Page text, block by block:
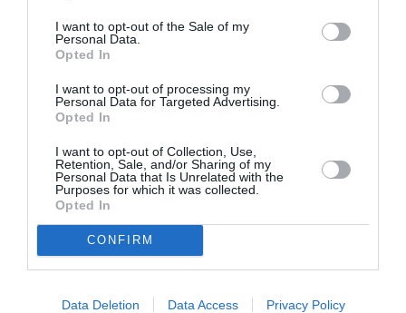
I want to opt-out of the Sale of my
Personal Data.
Opted In
I want to opt-out of processing my
Personal Data for Targeted Advertising.
Opted In
I want to opt-out of Collection, Use,
Retention, Sale, and/or Sharing of my
Personal Data that Is Unrelated with the
Purposes for which it was collected.
Opted In
CONFIRM
Data Deletion Data Access Privacy Policy